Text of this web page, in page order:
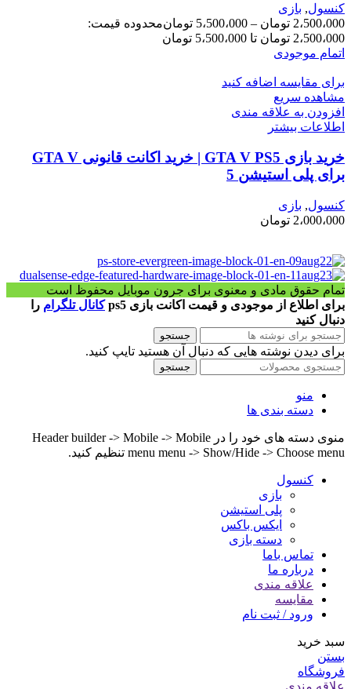
کنسول, بازی
2،500،000 تومان – 5،500،000 تومانمحدوده قیمت:
2،500،000 تومان تا 5،500،000 تومان
اتمام موجودی
برای مقایسه اضافه کنید
مشاهده سریع
افزودن به علاقه مندی
اطلاعات بیشتر
خرید بازی GTA V PS5 | خرید اکانت قانونی GTA V
برای پلی استیشن 5
کنسول, بازی
2،000،000 تومان
تمام حقوق مادی و معنوی برای جرون موبایل محفوظ است
برای اطلاع از موجودی و قیمت اکانت بازی ps5
کانال تلگرام را
دنبال کنید
جستجو
برای دیدن نوشته هایی که دنبال آن هستید تایپ کنید.
جستجو
منو
دسته بندی ها
منوی دسته های خود را در Header builder -> Mobile -> Mobile
menu menu -> Show/Hide -> Choose menu تنظیم کنید.
کنسول
بازی
پلی استیشن
ایکس باکس
دسته بازی
تماس باما
درباره ما
علاقه مندی
مقایسه
ورود / ثبت نام
سبد خرید
بستن
فروشگاه